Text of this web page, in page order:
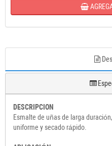
DESCRIPCION
Esmalte de uñas de larga
uniforme y secado rápido.